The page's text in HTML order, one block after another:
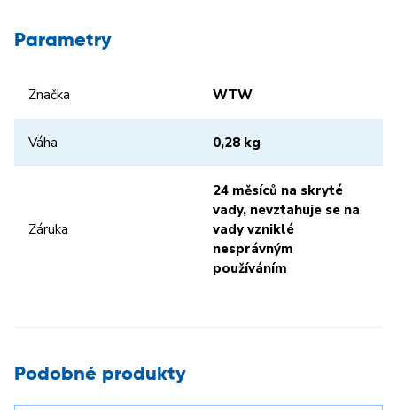
Parametry
Značka WTW
Váha 0,28 kg
Záruka
24 měsíců na skryté
vady, nevztahuje se na
vady vzniklé
nesprávným
používáním
Podobné produkty